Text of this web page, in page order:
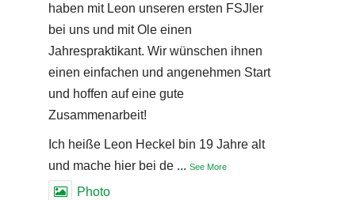
haben mit Leon unseren ersten FSJler
bei uns und mit Ole einen
Jahrespraktikant. Wir wünschen ihnen
einen einfachen und angenehmen Start
und hoffen auf eine gute
Zusammenarbeit!
Ich heiße Leon Heckel bin 19 Jahre alt
und mache hier bei de ... See More
Photo